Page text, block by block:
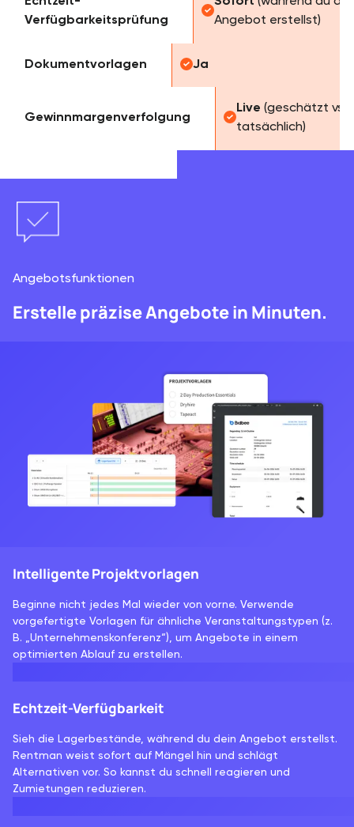
Verfügbarkeitsprüfung
Angebot erstellst)
Dokumentvorlagen Ja
Gewinnmargenverfolgung
Live (geschätzt vs.
tatsächlich)
Angebotsfunktionen
Erstelle präzise Angebote in Minuten.
Intelligente Projektvorlagen
Beginne nicht jedes Mal wieder von vorne. Verwende
vorgefertigte Vorlagen für ähnliche Veranstaltungstypen (z.
B. „Unternehmenskonferenz“), um Angebote in einem
optimierten Ablauf zu erstellen.
Echtzeit-Verfügbarkeit
Sieh die Lagerbestände, während du dein Angebot erstellst.
Rentman weist sofort auf Mängel hin und schlägt
Alternativen vor. So kannst du schnell reagieren und
Zumietungen reduzieren.